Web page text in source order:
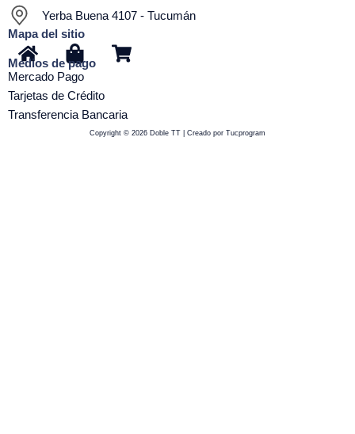
Yerba Buena 4107 - Tucumán
Mapa del sitio
H
o
m
e
S
h
o
p
S
h
p
p
Medios de pago
Mercado Pago
Tarjetas de Crédito
Transferencia Bancaria
Copyright © 2026 Doble TT | Creado por Tucprogram